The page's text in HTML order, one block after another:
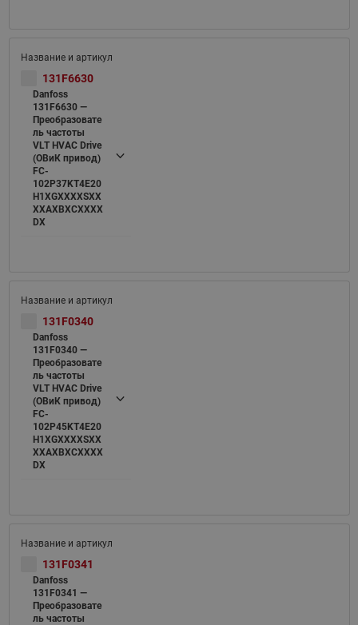
131F6630
Danfoss
131F6630 —
Преобразовате
ль частоты
VLT HVAC Drive
(ОВиК привод)
FC-
102P37KT4E20
H1XGXXXXSXX
XXAXBXCXXXX
DX
131F0340
Danfoss
131F0340 —
Преобразовате
ль частоты
VLT HVAC Drive
(ОВиК привод)
FC-
102P45KT4E20
H1XGXXXXSXX
XXAXBXCXXXX
DX
131F0341
Danfoss
131F0341 —
Преобразовате
ль частоты